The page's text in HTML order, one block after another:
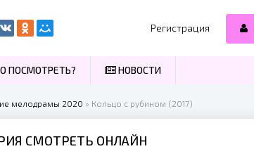
мелодрамы 2020 » Кольцо с рубином (2017)
СМОТРЕТЬ ОНЛАЙН
Регистрация
ПОСМОТРЕТЬ? НОВОСТИ